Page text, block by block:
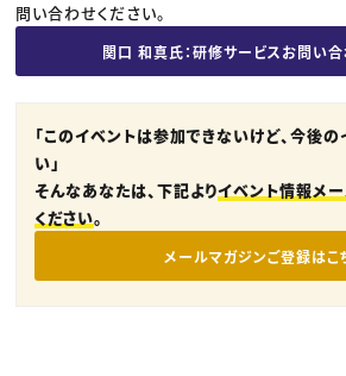
問い合わせください。
関口 和真氏：研修サービスお問い合
「このイベントは参加できないけど、今後
い」
そんなあなたは、下記よりイベント情報メ
ください。
メールマガジンご登録はこ